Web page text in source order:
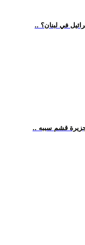
جزيرة قشم سببه